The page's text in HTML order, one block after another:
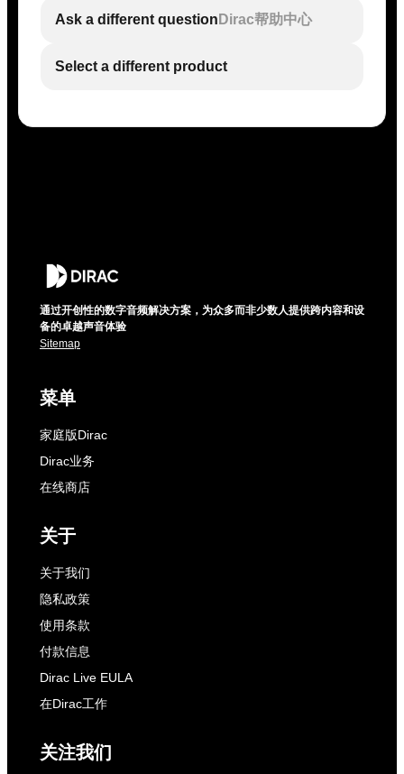
Ask a different question Dirac帮助中心
Select a different product
通过开创性的数字音频解决方案，为众多而非少数人提供跨内容和设
备的卓越声音体验
Sitemap
菜单
家庭版Dirac
Dirac业务
在线商店
关于
关于我们
隐私政策
使用条款
付款信息
Dirac Live EULA
在Dirac工作
关注我们